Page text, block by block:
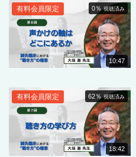
10:47
0％視聴済み
有料会員限定
18:42
62％視聴済み
有料会員限定